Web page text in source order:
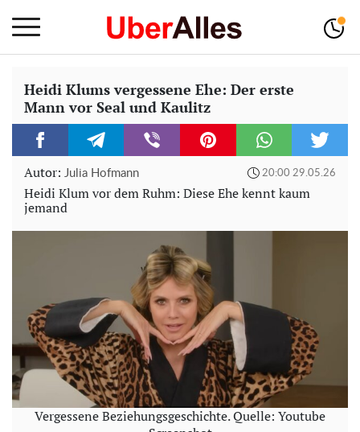
Heidi Klums vergessene Ehe: Der erste
Mann vor Seal und Kaulitz
Autor: Julia Hofmann 20:00 29.05.26
Heidi Klum vor dem Ruhm: Diese Ehe kennt kaum
jemand
Vergessene Beziehungsgeschichte. Quelle: Youtube